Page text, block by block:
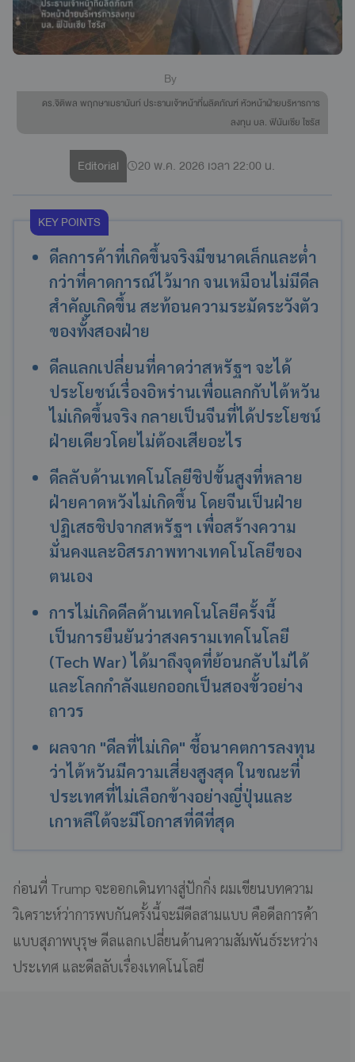
By
ดร.จิติพล พฤกษาเมธานันท์ ประธานเจ้าหน้าที่ผลิตภัณฑ์ หัวหน้าฝ่ายบริหารการ
ลงทุน บล. ฟินันเซีย ไซรัส
Editorial 20 พ.ค. 2026 เวลา 22:00 น.
KEY POINTS
ดีลการค้าที่เกิดขึ้นจริงมีขนาดเล็กและต่ำ
กว่าที่คาดการณ์ไว้มาก จนเหมือนไม่มีดีล
สำคัญเกิดขึ้น สะท้อนความระมัดระวังตัว
ของทั้งสองฝ่าย
ดีลแลกเปลี่ยนที่คาดว่าสหรัฐฯ จะได้
ประโยชน์เรื่องอิหร่านเพื่อแลกกับไต้หวัน
ไม่เกิดขึ้นจริง กลายเป็นจีนที่ได้ประโยชน์
ฝ่ายเดียวโดยไม่ต้องเสียอะไร
ดีลลับด้านเทคโนโลยีชิปขั้นสูงที่หลาย
ฝ่ายคาดหวังไม่เกิดขึ้น โดยจีนเป็นฝ่าย
ปฏิเสธชิปจากสหรัฐฯ เพื่อสร้างความ
มั่นคงและอิสรภาพทางเทคโนโลยีของ
ตนเอง
การไม่เกิดดีลด้านเทคโนโลยีครั้งนี้
เป็นการยืนยันว่าสงครามเทคโนโลยี
(Tech War) ได้มาถึงจุดที่ย้อนกลับไม่ได้
และโลกกำลังแยกออกเป็นสองขั้วอย่าง
ถาวร
ผลจาก "ดีลที่ไม่เกิด" ชี้อนาคตการลงทุน
ว่าไต้หวันมีความเสี่ยงสูงสุด ในขณะที่
ประเทศที่ไม่เลือกข้างอย่างญี่ปุ่นและ
เกาหลีใต้จะมีโอกาสที่ดีที่สุด
ก่อนที่ Trump จะออกเดินทางสู่ปักกิ่ง ผมเขียนบทความ
วิเคราะห์ว่าการพบกันครั้งนี้จะมีดีลสามแบบ คือดีลการค้า
แบบสุภาพบุรุษ ดีลแลกเปลี่ยนด้านความสัมพันธ์ระหว่าง
ประเทศ และดีลลับเรื่องเทคโนโลยี